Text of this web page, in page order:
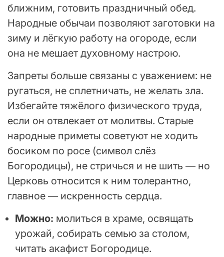
ближним, готовить праздничный обед.
Народные обычаи позволяют заготовки на
зиму и лёгкую работу на огороде, если
она не мешает духовному настрою.
Запреты больше связаны с уважением: не
ругаться, не сплетничать, не желать зла.
Избегайте тяжёлого физического труда,
если он отвлекает от молитвы. Старые
народные приметы советуют не ходить
босиком по росе (символ слёз
Богородицы), не стричься и не шить — но
Церковь относится к ним толерантно,
главное — искренность сердца.
Можно: молиться в храме, освящать
урожай, собирать семью за столом,
читать акафист Богородице.